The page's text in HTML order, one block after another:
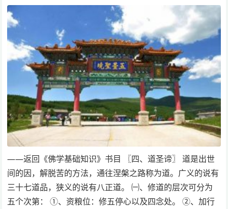
——返回《佛学基础知识》书目 〖四、道圣谛〗 道是出世
间的因，解脱苦的方法，通往涅槃之路称为道。广义的说有
三十七道品，狭义的说有八正道。 ㈠、修道的层次可分为
五个次第： ①、资粮位：修五停心以及四念处。 ②、加行